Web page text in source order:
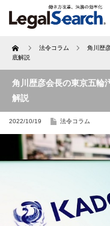
Home 法令コラム
角川歴
底解説
角川歴彦会長の東京五輪
解説
2022/10/19 法令コラム